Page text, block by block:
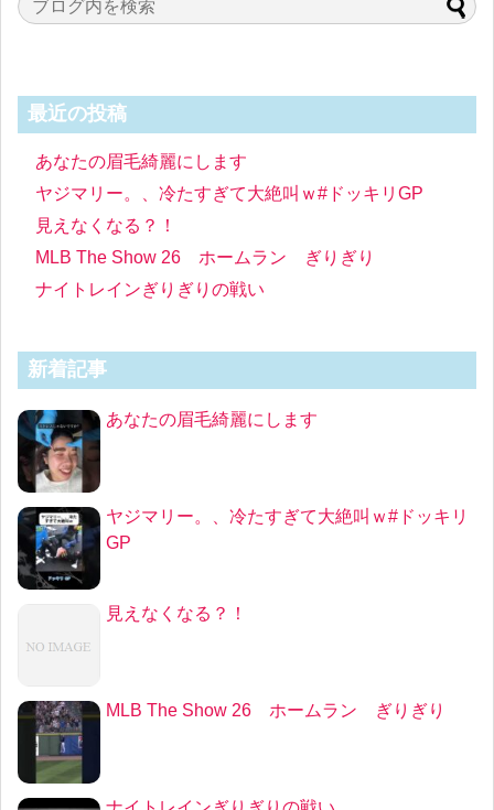
最近の投稿
あなたの眉毛綺麗にします
ヤジマリー。、冷たすぎて大絶叫ｗ#ドッキリGP
見えなくなる？！
MLB The Show 26 ホームラン ぎりぎり
ナイトレインぎりぎりの戦い
新着記事
あなたの眉毛綺麗にします
ヤジマリー。、冷たすぎて大絶叫ｗ#ドッキリ
GP
見えなくなる？！
MLB The Show 26 ホームラン ぎりぎり